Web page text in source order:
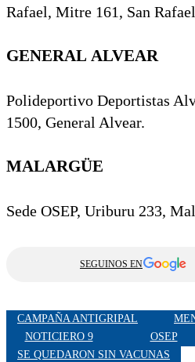
Rafael, Mitre 161, San
GENERAL ALVEAR
Polideportivo Deportistas
1500, General Alvear.
MALARGÜE
Sede OSEP, Uriburu 233,
SEGUINOS EN
CAMPAÑA ANTIGRIPAL
NOTICIERO 9
OSEP
SE QUEDARON SIN VACUNAS